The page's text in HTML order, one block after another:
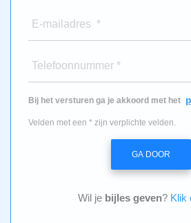
E-mailadres *
Telefoonnummer *
Bij het versturen ga je akkoord met het
Velden met een * zijn verplichte velden.
GA DOOR
Wil je bijles geven? Klik